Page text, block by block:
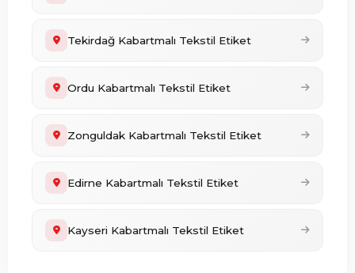
Tekirdağ Kabartmalı Tekstil Etiket
Ordu Kabartmalı Tekstil Etiket
Zonguldak Kabartmalı Tekstil Etiket
Edirne Kabartmalı Tekstil Etiket
Kayseri Kabartmalı Tekstil Etiket